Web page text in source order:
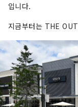
입니다.
지금부터는 THE